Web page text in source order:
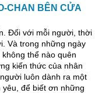
CHAN BÊN CỬA
Đối với mỗi người, thời
Và trong những ngày
thể nào quên
kiến thức của nhân
luôn dành ra một
để biết ơn những